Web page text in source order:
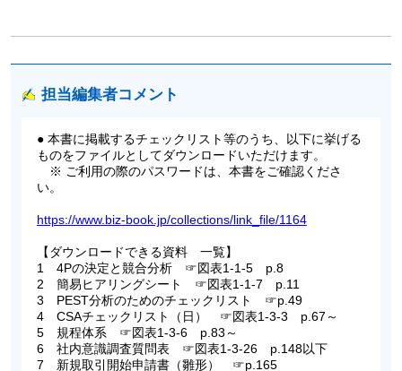
担当編集者コメント
● 本書に掲載するチェックリスト等のうち、以下に挙げる
ものをファイルとしてダウンロードいただけます。
※ ご利用の際のパスワードは、本書をご確認くださ
い。
https://www.biz-book.jp/collections/link_file/1164
【ダウンロードできる資料 一覧】
1 4Pの決定と競合分析 ☞図表1-1-5 p.8
2 簡易ヒアリングシート ☞図表1-1-7 p.11
3 PEST分析のためのチェックリスト ☞p.49
4 CSAチェックリスト（日） ☞図表1-3-3 p.67～
5 規程体系 ☞図表1-3-6 p.83～
6 社内意識調査質問表 ☞図表1-3-26 p.148以下
7 新規取引開始申請書（雛形） ☞p.165